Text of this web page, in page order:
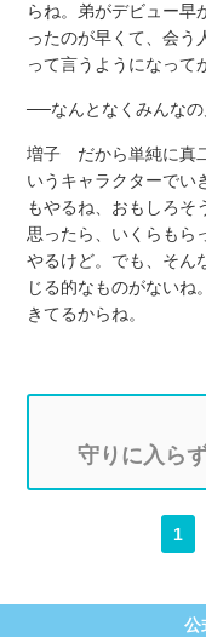
らね。弟がデビュー早
ったのが早くて、会う
って言うようになって
──なんとなくみんなの
増子 だから単純に真
いうキャラクターでい
もやるね、おもしろそ
思ったら、いくらもら
やるけど。でも、そ
じる的なものがないね
きてるからね。
守りに入ら
1
公